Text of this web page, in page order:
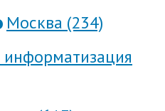
Москва (234)